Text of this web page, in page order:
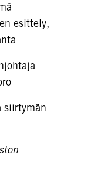
esittely,
siirtymän